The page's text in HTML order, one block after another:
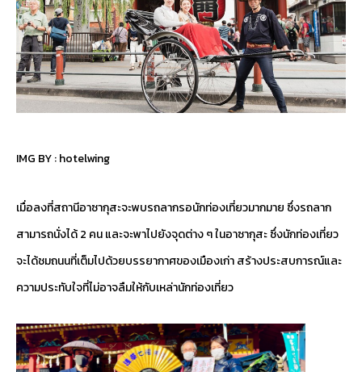
IMG BY :hotelwing
เมื่อลงที่สถานีอาซากุสะจะพบรถลากรอนักท่องเที่ยวมากมาย ซึ่งรถลาก
สามารถนั่งได้ 2 คน และจะพาไปยังจุดต่าง ๆ ในอาซากุสะ ซึ่งนักท่องเที่ยว
จะได้ชมถนนที่เต็มไปด้วยบรรยากาศของเมืองเก่า สร้างประสบการณ์และ
ความประทับใจที่ไม่อาจลืมให้กับเหล่านักท่องเที่ยว